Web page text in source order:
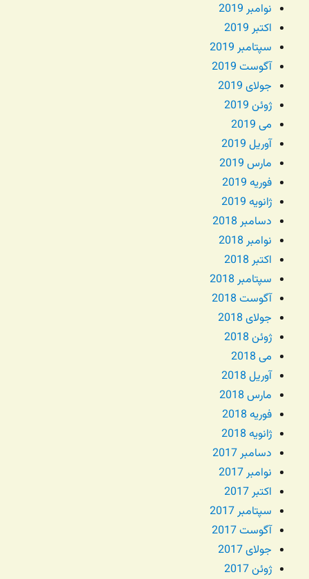
نوامبر 2019
اکتبر 2019
سپتامبر 2019
آگوست 2019
جولای 2019
ژوئن 2019
می 2019
آوریل 2019
مارس 2019
فوریه 2019
ژانویه 2019
دسامبر 2018
نوامبر 2018
اکتبر 2018
سپتامبر 2018
آگوست 2018
جولای 2018
ژوئن 2018
می 2018
آوریل 2018
مارس 2018
فوریه 2018
ژانویه 2018
دسامبر 2017
نوامبر 2017
اکتبر 2017
سپتامبر 2017
آگوست 2017
جولای 2017
ژوئن 2017